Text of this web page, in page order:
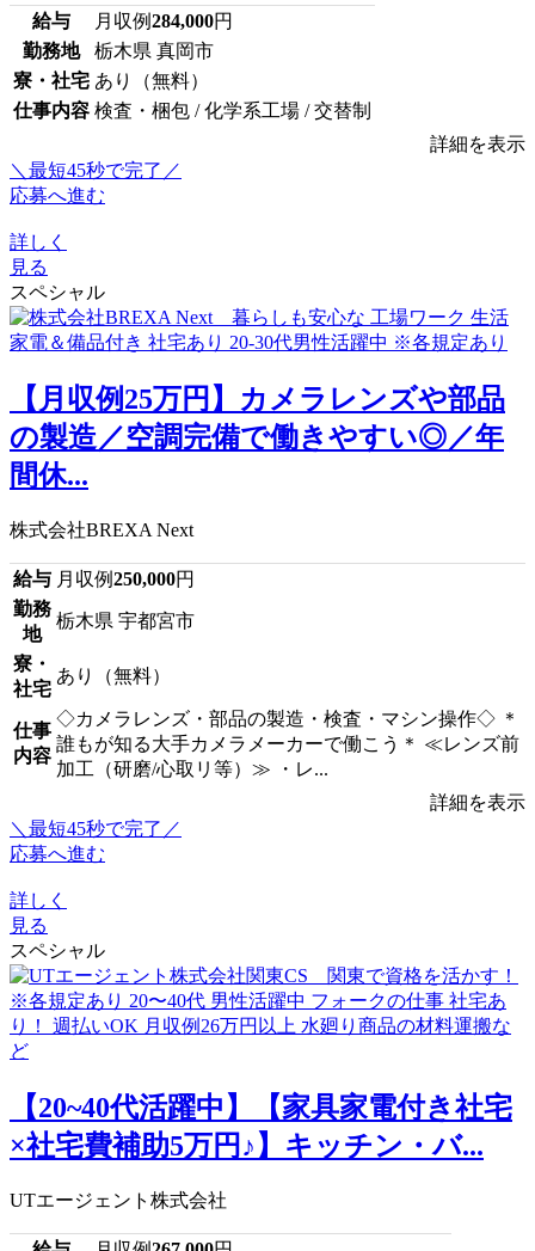
給与 月収例284,000円
勤務地
栃木県 真岡市
寮・社宅 あり（無料）
仕事内容 検査・梱包 / 化学系工場 / 交替制
詳細を表示
＼最短45秒で完了／
応募へ進む
詳しく
見る
スペシャル
【月収例25万円】カメラレンズや部品
の製造／空調完備で働きやすい◎／年
間休...
株式会社BREXA Next
給与 月収例250,000円
勤務
地
栃木県 宇都宮市
寮・
社宅
あり（無料）
仕事
内容
◇カメラレンズ・部品の製造・検査・マシン操作◇ ＊
誰もが知る大手カメラメーカーで働こう＊ ≪レンズ前
加工（研磨/心取リ等）≫ ・レ...
詳細を表示
＼最短45秒で完了／
応募へ進む
詳しく
見る
スペシャル
【20~40代活躍中】【家具家電付き社宅
×社宅費補助5万円♪】キッチン・バ...
UTエージェント株式会社